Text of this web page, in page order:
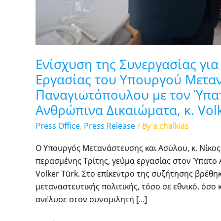
Ενίσχυση της Συνεργασίας
Εργασίας του Υπουργού
Παναγιωτόπουλου με τον
Ανθρώπινα Δικαιώματα, κ.
Press Office, Press Release/ Bya.chalkias
Ο Υπουργός Μετανάστευσης και Ασύλου, κ.
περασμένης Τρίτης, γεύμα εργασίας στον
Volker Türk. Στο επίκεντρο της συζήτησης
μεταναστευτικής πολιτικής, τόσο σε εθνικό,
ανέλυσε στον συνομιλητή […]
Αρμοστή
ΟΗΕ
για
τα
Ανθρώπινα
Δικαιώματα,
Volker
Türk